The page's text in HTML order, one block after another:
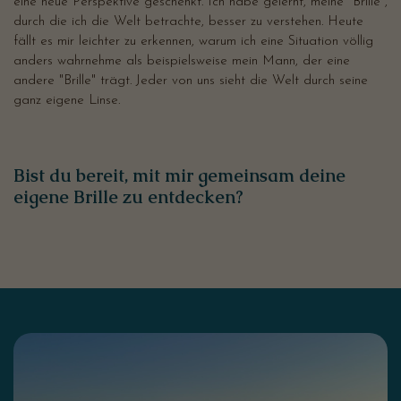
durch die ich die Welt betrachte, besser zu verstehen. Heute
fällt es mir leichter zu erkennen, warum ich eine Situation völlig
anders wahrnehme als beispielsweise mein Mann, der eine
andere "Brille" trägt. Jeder von uns sieht die Welt durch seine
ganz eigene Linse.
Bist du bereit, mit mir gemeinsam deine
eigene Brille zu entdecken?